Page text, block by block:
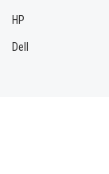
HP
Dell